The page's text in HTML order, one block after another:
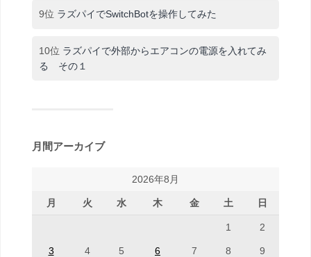
9位 ラズパイでSwitchBotを操作してみた
10位 ラズパイで外部からエアコンの電源を入れてみ
る その１
月間アーカイブ
2026年8月
月 火 水 木 金 土 日
1 2
3 4 5 6 7 8 9